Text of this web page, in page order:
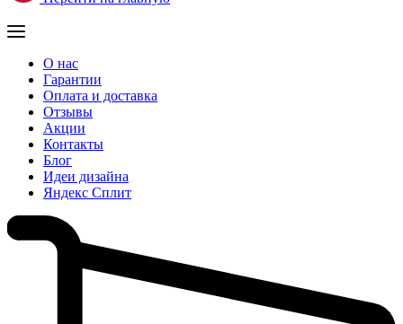
О нас
Гарантии
Оплата и доставка
Отзывы
Акции
Контакты
Блог
Идеи дизайна
Яндекс Сплит